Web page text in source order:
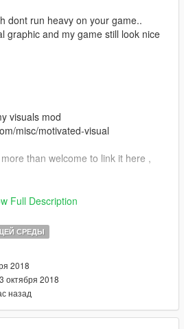
dont run heavy on your game..
graphic and my game still look nice
visuals mod
misc/motivated-visual
than welcome to link it here ,
make more check out my Youtube
Full Description
СРЕДЫ
2018
октября 2018
назад